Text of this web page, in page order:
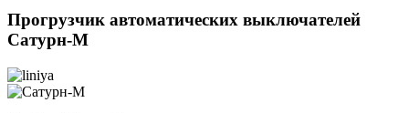
Прогрузчик автоматических выключателей
Сатурн-М